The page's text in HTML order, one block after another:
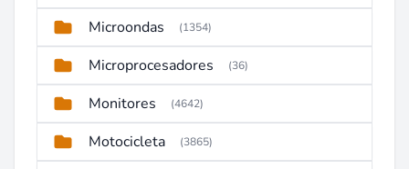
Microondas (1354)
Microprocesadores (36)
Monitores (4642)
Motocicleta (3865)